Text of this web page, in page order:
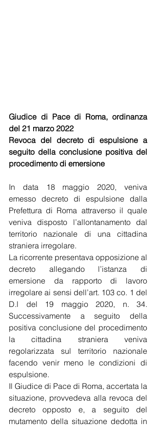
Giudice di Pace di Roma, ordinanza
del 21 marzo 2022
Revoca del decreto di espulsione a
seguito della conclusione positiva del
procedimento di emersione
In data 18 maggio 2020, veniva
emesso decreto di espulsione dalla
Prefettura di Roma attraverso il quale
veniva disposto l’allontanamento dal
territorio nazionale di una cittadina
straniera irregolare.
La ricorrente presentava opposizione al
decreto allegando l’istanza di
emersione da rapporto di lavoro
irregolare ai sensi dell’art. 103 co. 1 del
D.l del 19 maggio 2020, n. 34.
Successivamente a seguito della
positiva conclusione del procedimento
la cittadina straniera veniva
regolarizzata sul territorio nazionale
facendo venir meno le condizioni di
espulsione.
Il Giudice di Pace di Roma, accertata la
situazione, provvedeva alla revoca del
decreto opposto e, a seguito del
mutamento della situazione dedotta in